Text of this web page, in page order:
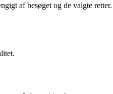
af besøget og de valgte